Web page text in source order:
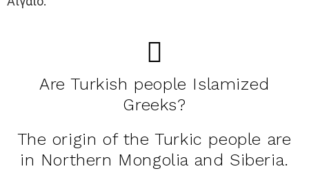
Are Turkish people Islamized
Greeks?
The origin of the Turkic people are
in Northern Mongolia and Siberia.